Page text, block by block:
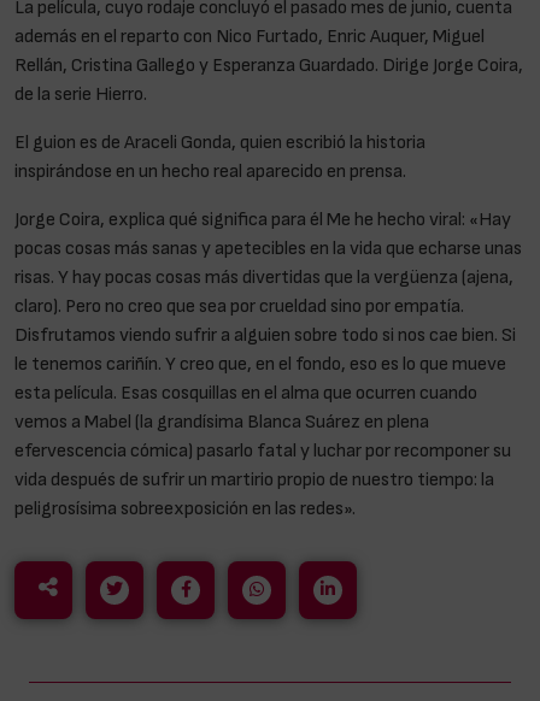
La película, cuyo rodaje concluyó el pasado mes de junio, cuenta
además en el reparto con Nico Furtado, Enric Auquer, Miguel
Rellán, Cristina Gallego y Esperanza Guardado. Dirige Jorge Coira,
de la serie Hierro.
El guion es de Araceli Gonda, quien escribió la historia
inspirándose en un hecho real aparecido en prensa.
Jorge Coira, explica qué significa para él Me he hecho viral: «Hay
pocas cosas más sanas y apetecibles en la vida que echarse unas
risas. Y hay pocas cosas más divertidas que la vergüenza (ajena,
claro). Pero no creo que sea por crueldad sino por empatía.
Disfrutamos viendo sufrir a alguien sobre todo si nos cae bien. Si
le tenemos cariñín. Y creo que, en el fondo, eso es lo que mueve
esta película. Esas cosquillas en el alma que ocurren cuando
vemos a Mabel (la grandísima Blanca Suárez en plena
efervescencia cómica) pasarlo fatal y luchar por recomponer su
vida después de sufrir un martirio propio de nuestro tiempo: la
peligrosísima sobreexposición en las redes».